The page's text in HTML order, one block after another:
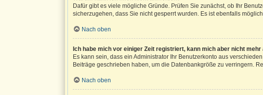
Dafür gibt es viele mögliche Gründe. Prüfen Sie zunächst, ob Ihr
sicherzugehen, dass Sie nicht gesperrt wurden. Es ist ebenfalls
Nach oben
Ich habe mich vor einiger Zeit registriert, kann mich aber nicht mehr
Es kann sein, dass ein Administrator Ihr Benutzerkonto aus
Beiträge geschrieben haben, um die Datenbankgröße zu verringern.
Nach oben